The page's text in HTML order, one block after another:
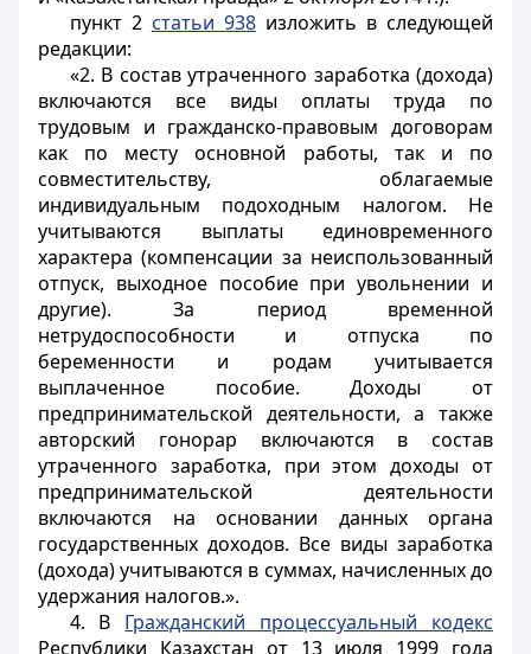
пункт 2 статьи 938изложить в следующей
редакции:
«2. В состав утраченного заработка (дохода)
включаются все виды оплаты труда по
трудовым и гражданско-правовым договорам
как по месту основной работы, так и по
совместительству, облагаемые
индивидуальным подоходным налогом. Не
учитываются выплаты единовременного
характера (компенсации за неиспользованный
отпуск, выходное пособие при увольнении и
другие). За период временной
нетрудоспособности и отпуска по
беременности и родам учитывается
выплаченное пособие. Доходы от
предпринимательской деятельности, а также
авторский гонорар включаются в состав
утраченного заработка, при этом доходы от
предпринимательской деятельности
включаются на основании данных органа
государственных доходов. Все виды заработка
(дохода) учитываются в суммах, начисленных до
удержания налогов.».
4. В Гражданский процессуальный кодекс
Республики Казахстан от 13 июля 1999 года